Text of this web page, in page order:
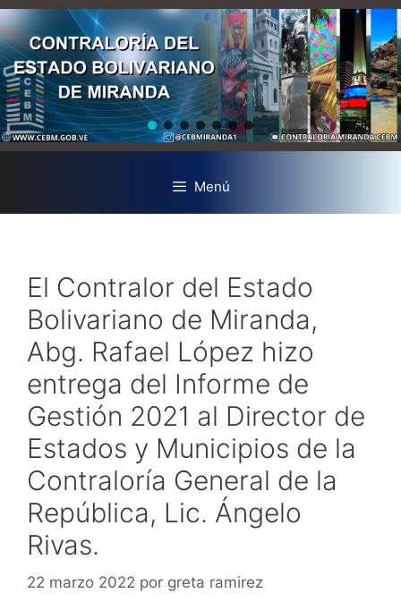
Menú
El Contralor del Estado
Bolivariano de Miranda,
Abg. Rafael López hizo
entrega del Informe de
Gestión 2021 al Director de
Estados y Municipios de la
Contraloría General de la
República, Lic. Ángelo
Rivas.
22 marzo 2022 por greta ramirez